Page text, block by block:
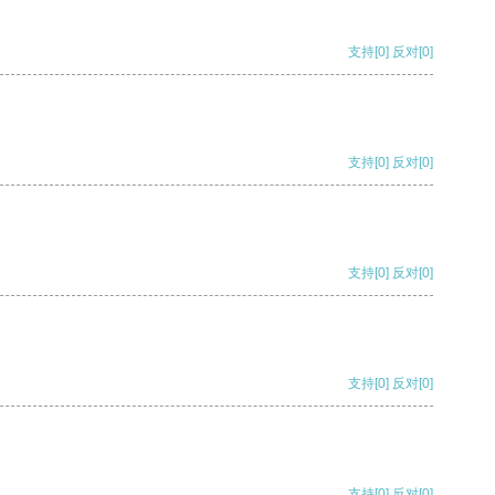
支持[0] 反对[0]
支持[0] 反对[0]
支持[0] 反对[0]
支持[0] 反对[0]